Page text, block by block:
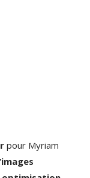
pour Myriam